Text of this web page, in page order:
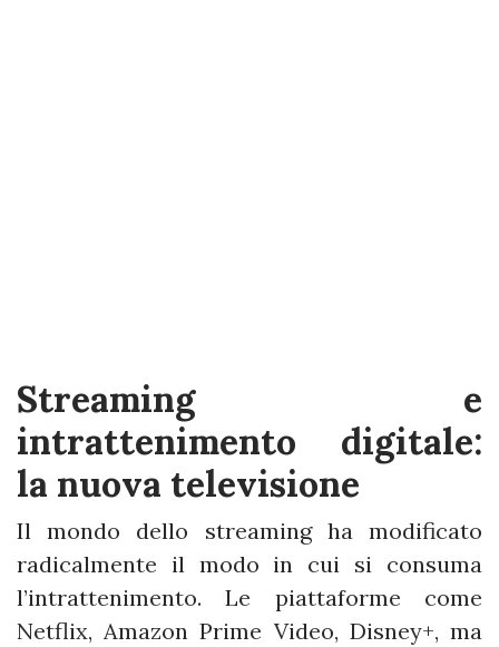
Streaming e
intrattenimento digitale:
la nuova televisione
Il mondo dello streaming ha modificato
radicalmente il modo in cui si consuma
l’intrattenimento. Le piattaforme come
Netflix, Amazon Prime Video, Disney+, ma